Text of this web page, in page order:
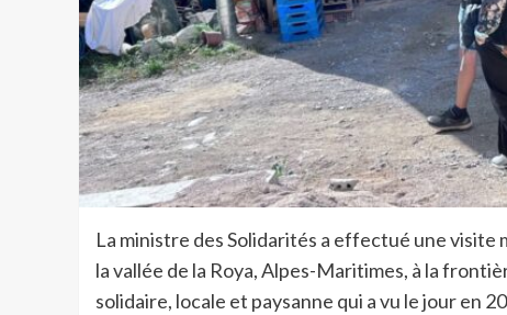
La ministre des Solidarités a effectué une visite
la vallée de la Roya, Alpes-Maritimes, à la
solidaire, locale et paysanne qui a vu le jour en